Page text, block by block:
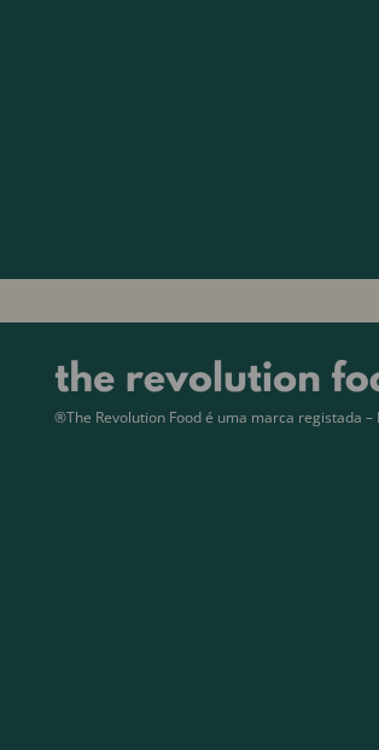
®The Revolution Food é uma marca registada –